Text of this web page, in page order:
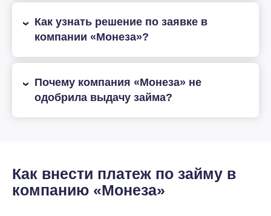
Как узнать решение по заявке в
компании «Монеза»?
Почему компания «Монеза» не
одобрила выдачу займа?
Как внести платеж по займу в
компанию «Монеза»